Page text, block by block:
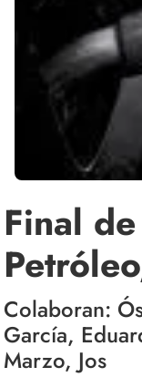
Final
Colaboran:
García,
Marzo, Jos